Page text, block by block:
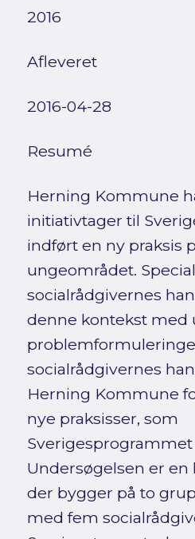
2016
Afleveret
2016-04-28
Resumé
Herning Kommune
initiativtager til
indført en ny praksis
ungeområdet.
socialrådgivernes
denne kontekst med
socialrådgivernes
Herning Kommune
nye praksisser, som
Undersøgelsen er en
der bygger på to
med fem